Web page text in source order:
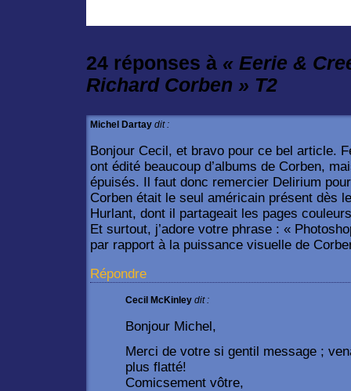
24 réponses à « Eerie &
Richard Corben » T2
Michel Dartay dit :
Bonjour Cecil, et bravo pour ce bel article.
ont édité beaucoup d’albums de Corben,
épuisés. Il faut donc remercier Delirium
Corben était le seul américain présent dès
Hurlant, dont il partageait les pages
Et surtout, j’adore votre phrase : «
par rapport à la puissance visuelle de
Répondre
Cecil McKinley dit :
Bonjour Michel,
Merci de votre si gentil message ;
plus flatté!
Comicsement vôtre,